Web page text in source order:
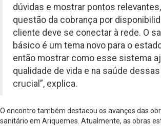
dúvidas e mostrar pontos
questão da cobrança por
cliente deve se conectar à rede. O
básico é um tema novo para o
então mostrar como esse sistema
qualidade de vida e na saúde
crucial”, explica.
O encontro também destacou os avanços das
sanitário em Ariquemes. Atualmente, as obras